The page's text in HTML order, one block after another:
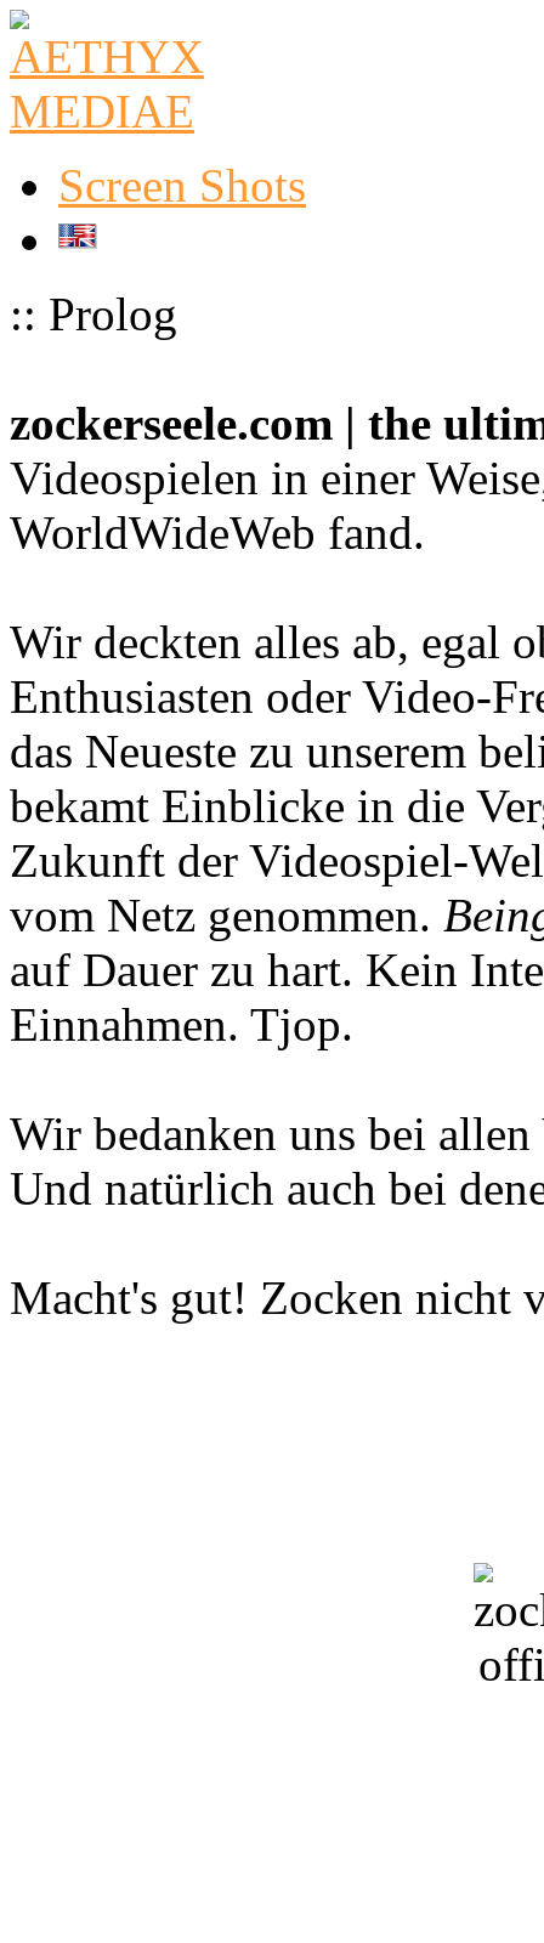
Screen Shots
:: Prolog
zockerseele.com | the
Videospielen in einer
WorldWideWeb fand.
Wir deckten alles ab, egal
Enthusiasten oder Video-
das Neueste zu unserem
bekamt Einblicke in die
Zukunft der Videospiel-
vom Netz genommen.
auf Dauer zu hart. Kein
Einnahmen. Tjop.
Wir bedanken uns bei
Und natürlich auch bei
Macht's gut! Zocken nicht